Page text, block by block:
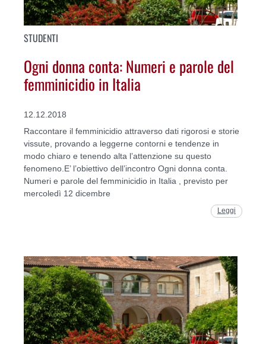
STUDENTI
Ogni donna conta: Numeri e parole del
femminicidio in Italia
12.12.2018
Raccontare il femminicidio attraverso dati rigorosi e storie
vissute, provando a leggerne contorni e tendenze in
modo chiaro e tenendo alta l’attenzione su questo
fenomeno.E’ l’obiettivo dell’incontro Ogni donna conta.
Numeri e parole del femminicidio in Italia , previsto per
mercoledì 12 dicembre
Leggi